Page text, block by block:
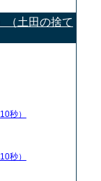
（土田の捨て
秒）
秒）